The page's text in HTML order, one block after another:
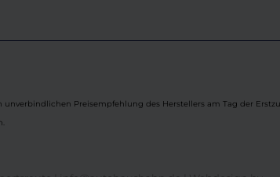
Preisempfehlung des Herstellers am Tag der